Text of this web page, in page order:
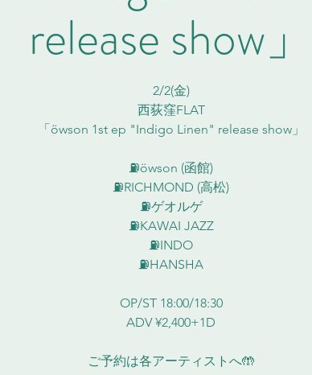
release show」
2/2(金)
西荻窪FLAT
「öwson 1st ep "Indigo Linen" release show」
⛽️öwson (函館)
⛽️RICHMOND (高松)
⛽️ゲオルゲ
⛽️KAWAI JAZZ
⛽️INDO
⛽️HANSHA
OP/ST 18:00/18:30
ADV ¥2,400+1D
ご予約は各アーティストへ🤲